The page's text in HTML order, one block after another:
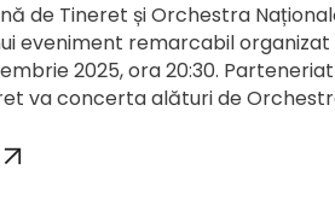
de Tineret și Orchestra
eveniment remarcabil
2025, ora 20:30.
va concerta alături de